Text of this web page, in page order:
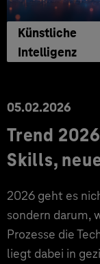
Künstliche
Intelligenz
05.02.2026
Trend
Skills,
2026 geht es
sondern darum,
Prozesse die
liegt dabei in